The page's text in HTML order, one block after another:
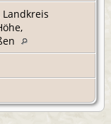
Landkreis